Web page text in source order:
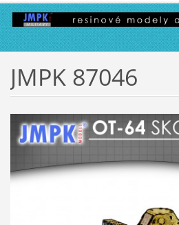
JMPK 87046